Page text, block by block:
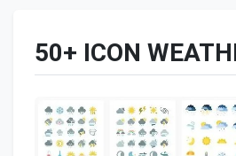
50+ ICON